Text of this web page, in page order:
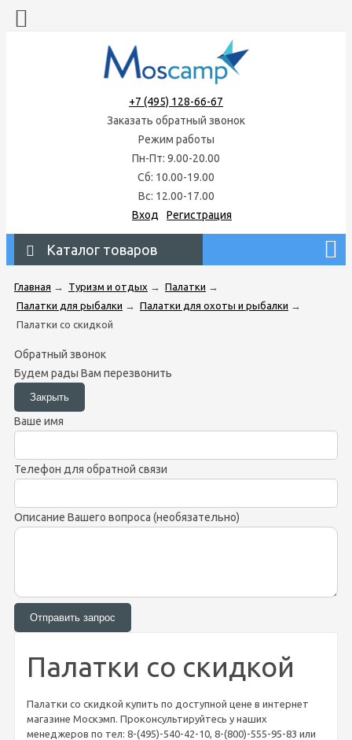
+7 (495) 128-66-67
Заказать обратный звонок
Режим работы
Пн-Пт: 9.00-20.00
Сб: 10.00-19.00
Вс: 12.00-17.00
Вход
Регистрация
Каталог товаров
Главная → Туризм и отдых → Палатки →
Палатки для рыбалки → Палатки для охоты и рыбалки →
Палатки со скидкой
Обратный звонок
Будем рады Вам перезвонить
Ваше имя
Телефон для обратной связи
Описание Вашего вопроса (необязательно)
Палатки со скидкой
Палатки со скидкой купить по доступной цене в интернет
магазине Москэмп. Проконсультируйтесь у наших
менеджеров по тел: 8-(495)-540-42-10, 8-(800)-555-95-83 или